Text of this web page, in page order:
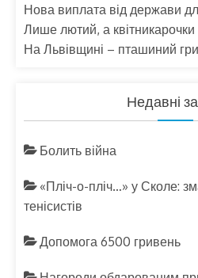
Нова виплата від держави
Лише лютий, а
На Львівщині – пташиний
Недавні
Болить війна
«Пліч-о-пліч…» у Сколе:
тенісистів
Допомога 6500 гривень